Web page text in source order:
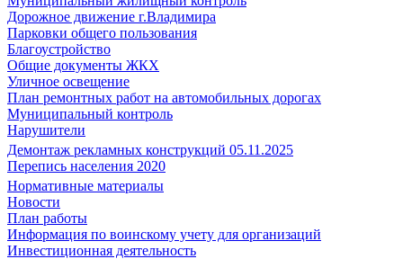
Дорожное движение г.Владимира
Парковки общего пользования
Благоустройство
Общие документы ЖКХ
Уличное освещение
План ремонтных работ на автомобильных дорогах
Муниципальный контроль
Нарушители
Демонтаж рекламных конструкций 05.11.2025
Перепись населения 2020
Нормативные материалы
Новости
План работы
Информация по воинскому учету для организаций
Инвестиционная деятельность